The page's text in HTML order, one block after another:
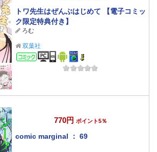
トワ先生はぜんぶはじめて 【電子コミッ
ク限定特典付き】
ろむ
双葉社
コミック
770円 ポイント5％
comic marginal ： 69